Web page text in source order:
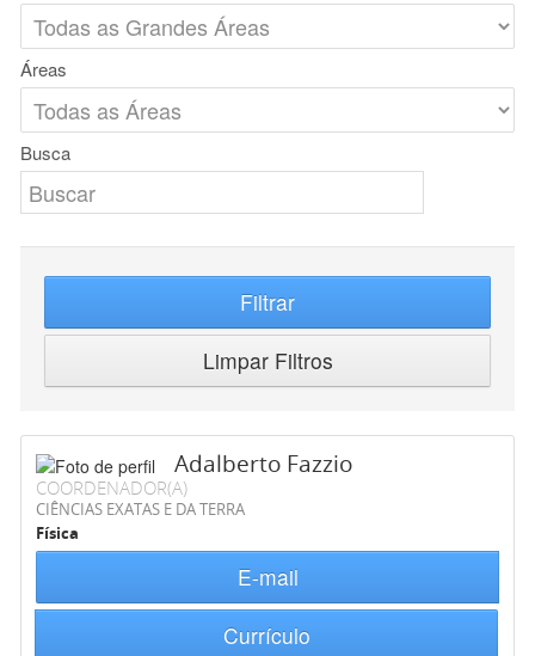
Áreas
Busca
Filtrar
Limpar Filtros
Adalberto Fazzio
COORDENADOR(A)
CIÊNCIAS EXATAS E DA TERRA
Física
E-mail
Currículo